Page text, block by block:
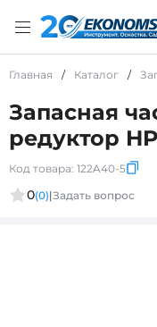
Главная / Каталог /
Запасная
редуктор
Код товара: 122A40-5
0(0)|Задать вопрос